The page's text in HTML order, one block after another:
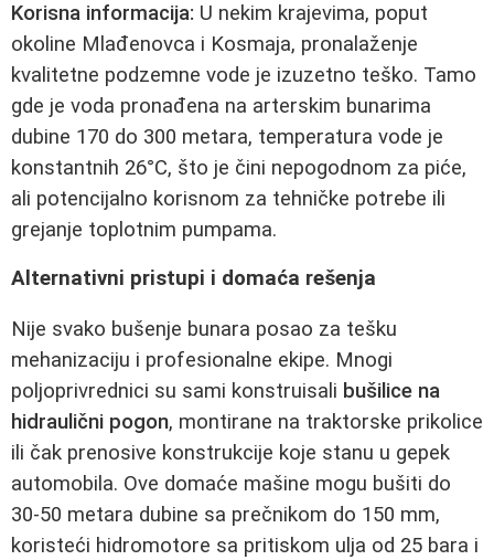
Korisna informacija: U nekim krajevima, poput
okoline Mlađenovca i Kosmaja, pronalaženje
kvalitetne podzemne vode je izuzetno teško. Tamo
gde je voda pronađena na arterskim bunarima
dubine 170 do 300 metara, temperatura vode je
konstantnih 26°C, što je čini nepogodnom za piće,
ali potencijalno korisnom za tehničke potrebe ili
grejanje toplotnim pumpama.
Alternativni pristupi i domaća rešenja
Nije svako bušenje bunara posao za tešku
mehanizaciju i profesionalne ekipe. Mnogi
poljoprivrednici su sami konstruisali bušilice na
hidraulični pogon, montirane na traktorske prikolice
ili čak prenosive konstrukcije koje stanu u gepek
automobila. Ove domaće mašine mogu bušiti do
30-50 metara dubine sa prečnikom do 150 mm,
koristeći hidromotore sa pritiskom ulja od 25 bara i